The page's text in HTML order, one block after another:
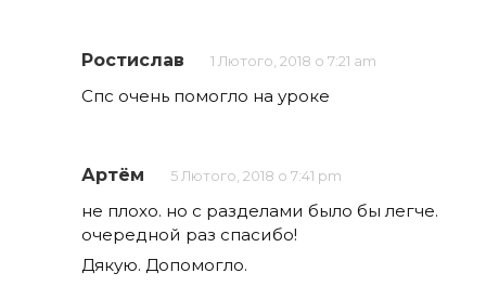
Ростислав 1 Лютого, 2018 о 7:21 am
Спс очень помогло на уроке
Артём 5 Лютого, 2018 о 7:41 pm
не плохо. но с разделами было бы легче.
очередной раз спасибо!
Дякую. Допомогло.